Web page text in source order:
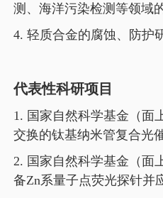
测、海洋污染检测等领域
4. 轻质合金的腐蚀、防护
代表性科研项目
1. 国家自然科学基金（面
交换的钛基纳米管复合光
2. 国家自然科学基金（面
备Zn系量子点荧光探针并